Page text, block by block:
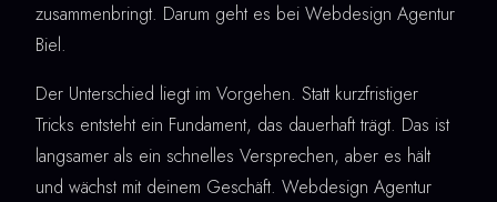
zusammenbringt. Darum geht es bei Webdesign Agentur
Biel.
Der Unterschied liegt im Vorgehen. Statt kurzfristiger
Tricks entsteht ein Fundament, das dauerhaft trägt. Das ist
langsamer als ein schnelles Versprechen, aber es hält
und wächst mit deinem Geschäft. Webdesign Agentur